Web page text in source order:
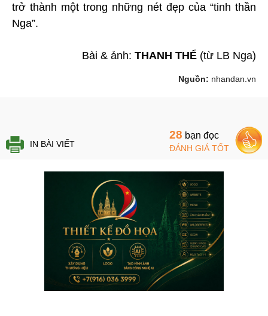
trở thành một trong những nét đẹp của “tinh thần
Nga”.
Bài & ảnh: THANH THỂ (từ LB Nga)
Nguồn: nhandan.vn
IN BÀI VIẾT
28 bạn đọc
ĐÁNH GIÁ TỐT